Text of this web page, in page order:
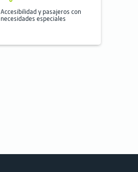
Accesibilidad y pasajeros con
necesidades especiales